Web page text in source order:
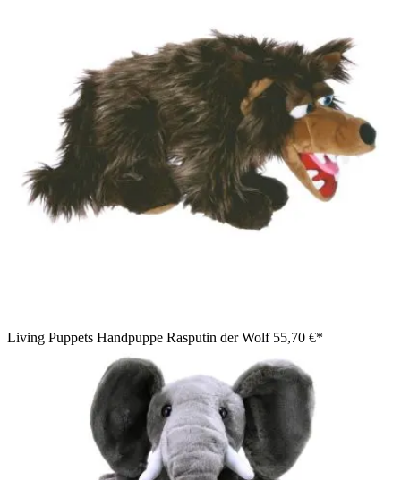
Living Puppets Handpuppe Rasputin der Wolf 55,70 €*